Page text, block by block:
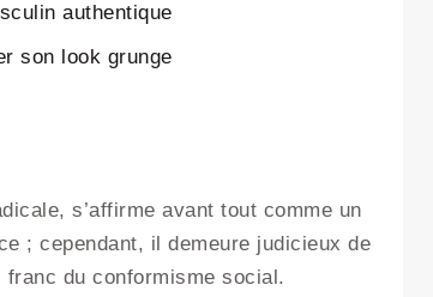
authentique
son look grunge
s’affirme avant tout comme un
; cependant, il demeure judicieux de
franc du conformisme social.